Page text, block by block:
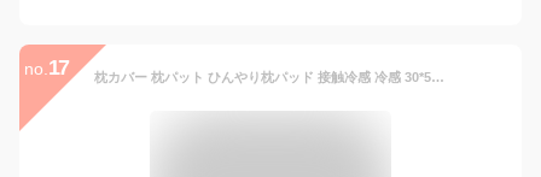
no. 17 枕カバー 枕パット ひんやり枕パッド 接触冷感 冷感 30*50cm 50*70cm 夏用 夏 夏用枕 冷感枕カバー 節電 冷却マット クールマット 冷感マット まくらパッド ピローパッド 送料無料 まくらカバー 抗菌 防臭 ピローカバー 涼しい 省エネ 吸水 速乾 ひんやり 夏用 洗濯